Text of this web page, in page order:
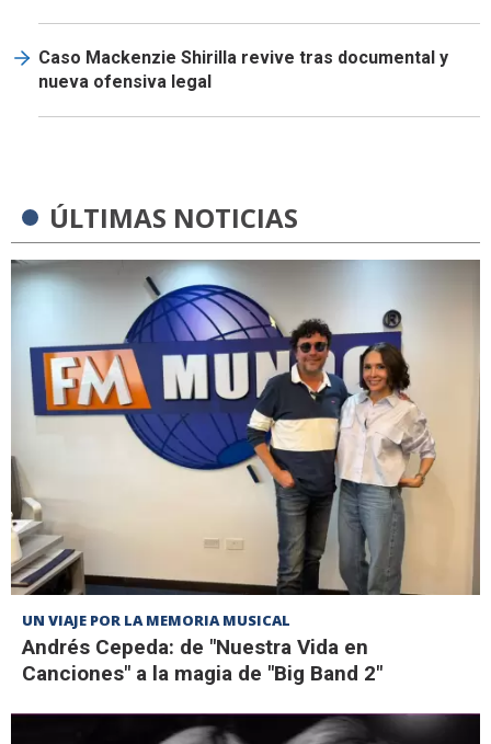
Caso Mackenzie Shirilla revive tras documental y
nueva ofensiva legal
ÚLTIMAS NOTICIAS
UN VIAJE POR LA MEMORIA MUSICAL
Andrés Cepeda: de "Nuestra Vida en
Canciones" a la magia de "Big Band 2"